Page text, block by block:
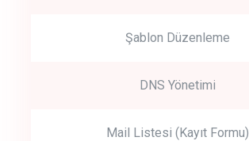
Şablon Düzenleme
DNS Yönetimi
Mail Listesi (Kayıt Formu)